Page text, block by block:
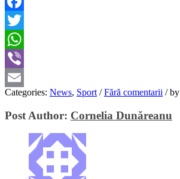
Facebook
Twitter
WhatsApp
Viber
Email
Categories: News, Sport / Fără comentarii /by
Post Author: Cornelia Dunăreanu